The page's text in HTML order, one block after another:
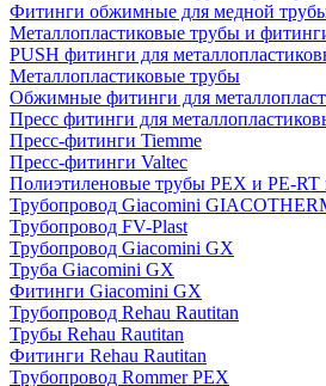
Фитинги обжимные для медной
Металлопластиковые трубы и
PUSH фитинги для
Металлопластиковые трубы
Обжимные фитинги для
Пресс фитинги для
Пресс-фитинги Tiemme
Пресс-фитинги Valtec
Полиэтиленовые трубы PEX и PE-
Трубопровод Giacomini
Трубопровод FV-Plast
Трубопровод Giacomini GX
Труба Giacomini GX
Фитинги Giacomini GX
Трубопровод Rehau Rautitan
Трубы Rehau Rautitan
Фитинги Rehau Rautitan
Трубопровод Rommer PEX